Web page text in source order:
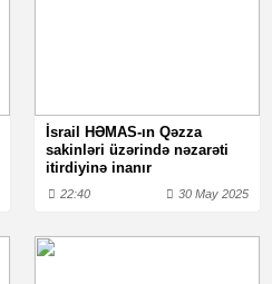
İsrail HƏMAS-ın Qəzza
sakinləri üzərində nəzarəti
itirdiyinə inanır
22:40 30 May 2025